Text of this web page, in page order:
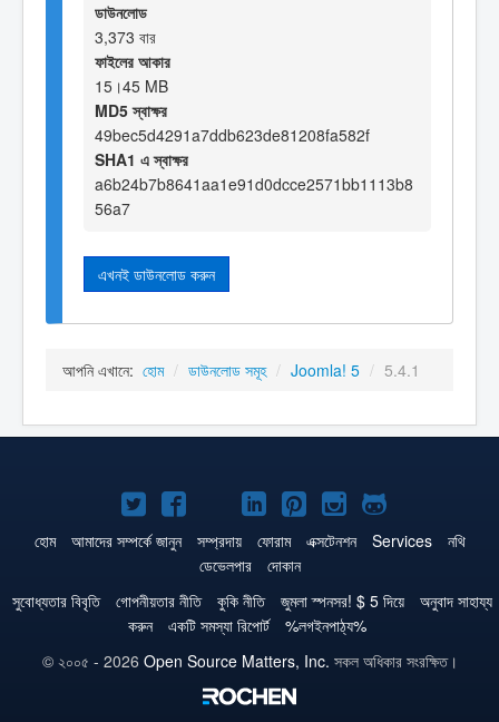
ডাউনলোড
3,373 বার
ফাইলের আকার
15।45 MB
MD5 স্বাক্ষর
49bec5d4291a7ddb623de81208fa582f
SHA1 এ স্বাক্ষর
a6b24b7b8641aa1e91d0dcce2571bb1113b8
56a7
এখনই ডাউনলোড করুন
আপনি এখানে: হোম / ডাউনলোড সমূহ / Joomla! 5 / 5.4.1
টুইটার
এ
ফেসবুক
এ
জুমলা!
জুমলা
!
ইউটিউবে
লিঙ্কড্‌ইনে
জুমলা!
পিনটারেস্ট
এ
জুমলা!
ইন্সটাগ্রাম
এ
গিটহাব
এ
হোম আমাদের সম্পর্কে জানুন সম্প্রদায় ফোরাম এক্সটেনশন Services
নথি
ডেভেলপার
দোকান
সুবোধ্যতার বিবৃতি
গোপনীয়তার নীতি কুকি নীতি জুমলা স্পনসর! $ 5 দিয়ে
অনুবাদ সাহায্য
করুন
একটি সমস্যা রিপোর্ট
%লগইনপাঠ্য%
© ২০০৫ - 2026 Open Source Matters, Inc. সকল অধিকার সংরক্ষিত।